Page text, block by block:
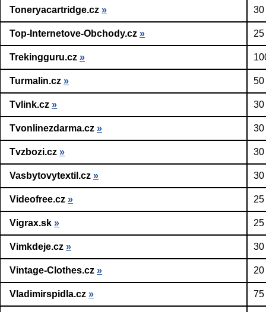
Toneryacartridge.cz » 30
Top-Internetove-Obchody.cz »
Trekingguru.cz »
Turmalin.cz » 50
Tvlink.cz » 30
Tvonlinezdarma.cz » 30
Tvzbozi.cz » 30
Vasbytovytextil.cz » 30
Videofree.cz »
Vigrax.sk »
Vimkdeje.cz » 30
Vintage-Clothes.cz »
Vladimirspidla.cz » 75